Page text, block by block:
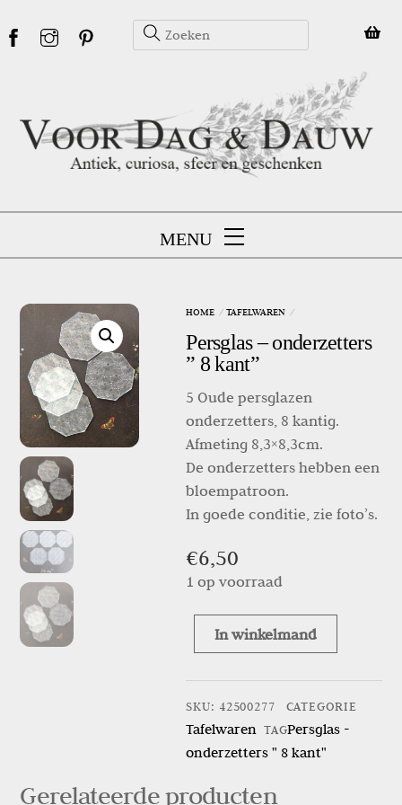
to
MENU
HOME TAFELWAREN
Persglas – onderzetters
” 8 kant”
5 Oude persglazen
onderzetters, 8 kantig.
Afmeting 8,3×8,3cm.
De onderzetters hebben een
bloempatroon.
In goede conditie, zie foto’s.
€6,50
1 op voorraad
Persglas
"
8
kant"
aantal
In winkelmand
SKU: 42500277 CATEGORIE
Tafelwaren TAGPersglas -
onderzetters " 8 kant"
Gerelateerde producten